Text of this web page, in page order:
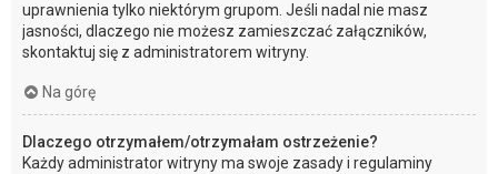
uprawnienia tylko niektórym grupom. Jeśli nadal nie masz
jasności, dlaczego nie możesz zamieszczać załączników,
skontaktuj się z administratorem witryny.
Na górę
Dlaczego otrzymałem/otrzymałam ostrzeżenie?
Każdy administrator witryny ma swoje zasady i regulaminy